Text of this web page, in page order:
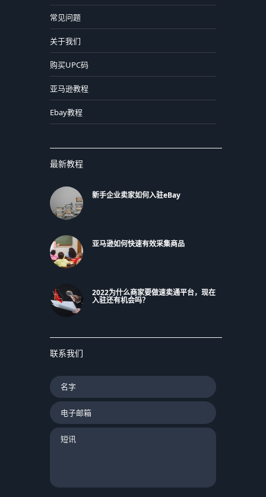
常见问题
关于我们
购买UPC码
亚马逊教程
Ebay教程
最新教程
新手企业卖家如何入驻eBay
亚马逊如何快速有效采集商品
2022为什么商家要做速卖通平台，现在
入驻还有机会吗？
联系我们